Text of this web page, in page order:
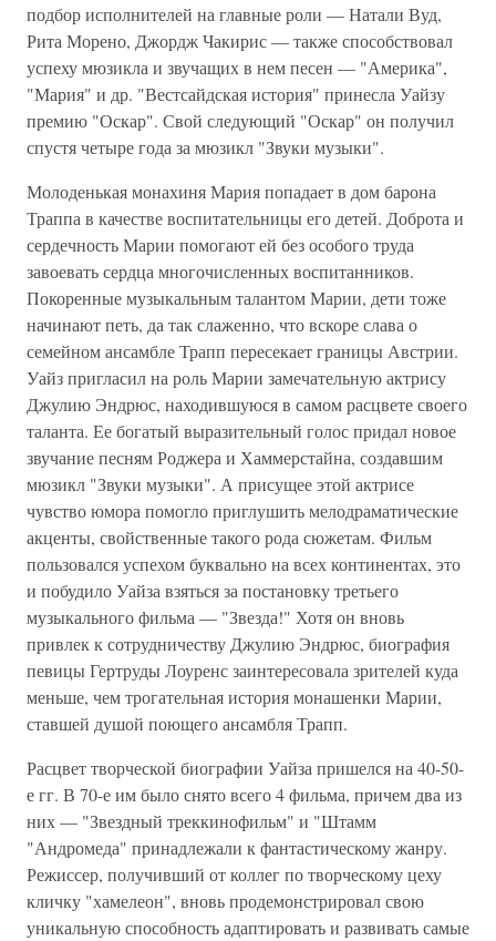
подбор исполнителей на главные роли — Натали Вуд,
Рита Морено, Джордж Чакирис — также способствовал
успеху мюзикла и звучащих в нем песен — "Америка",
"Мария" и др. "Вестсайдская история" принесла Уайзу
премию "Оскар". Свой следующий "Оскар" он получил
спустя четыре года за мюзикл "Звуки музыки".
Молоденькая монахиня Мария попадает в дом барона
Траппа в качестве воспитательницы его детей. Доброта и
сердечность Марии помогают ей без особого труда
завоевать сердца многочисленных воспитанников.
Покоренные музыкальным талантом Марии, дети тоже
начинают петь, да так слаженно, что вскоре слава о
семейном ансамбле Трапп пересекает границы Австрии.
Уайз пригласил на роль Марии замечательную актрису
Джулию Эндрюс, находившуюся в самом расцвете своего
таланта. Ее богатый выразительный голос придал новое
звучание песням Роджера и Хаммерстайна, создавшим
мюзикл "Звуки музыки". А присущее этой актрисе
чувство юмора помогло приглушить мелодраматические
акценты, свойственные такого рода сюжетам. Фильм
пользовался успехом буквально на всех континентах, это
и побудило Уайза взяться за постановку третьего
музыкального фильма — "Звезда!" Хотя он вновь
привлек к сотрудничеству Джулию Эндрюс, биография
певицы Гертруды Лоуренс заинтересовала зрителей куда
меньше, чем трогательная история монашенки Марии,
ставшей душой поющего ансамбля Трапп.
Расцвет творческой биографии Уайза пришелся на 40-50-
е гг. В 70-е им было снято всего 4 фильма, причем два из
них — "Звездный треккинофильм" и "Штамм
"Андромеда" принадлежали к фантастическому жанру.
Режиссер, получивший от коллег по творческому цеху
кличку "хамелеон", вновь продемонстрировал свою
уникальную способность адаптировать и развивать самые